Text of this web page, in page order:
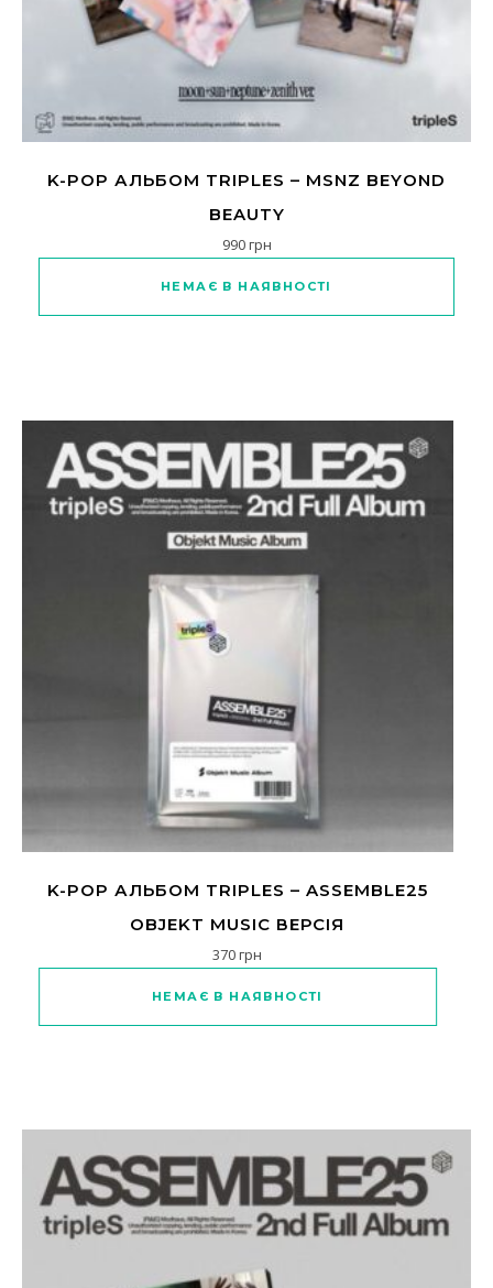
K-POP АЛЬБОМ TRIPLES – MSNZ BEYOND
BEAUTY
990грн
НЕМАЄ В НАЯВНОСТІ
K-POP АЛЬБОМ TRIPLES – ASSEMBLE25
OBJEKT MUSIC ВЕРСІЯ
370грн
НЕМАЄ В НАЯВНОСТІ